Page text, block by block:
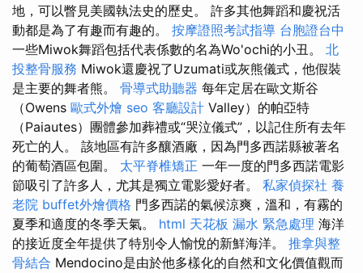
地，可以瞥見美國執法史的歷史。 許多其他舞蹈和慶祝活
動都是為了有趣而有趣的。 按摩證照考試指導 台胞證台中
一些Miwok舞蹈包括代表係數的名為Wo'ochi的小丑。 北
投整骨服務 Miwok還慶祝了Uzumati或灰熊儀式，他假裝
是主要的舞者熊。 骨導式助聽器 每年定居在歐文斯谷
（Owens 歐式外燴 seo 客廳設計 Valley）的帕亞特
（Paiautes）團體參加葬禮或“哭泣儀式”，以記住所有去年
死亡的人。 該地區有許多釀酒廠，因為門多西諾縣被著名
的葡萄酒區包圍。 太平脊椎矯正 一年一度的門多西諾電影
節吸引了許多人，尤其是獨立電影愛好者。 私家偵探社 養
老院 buffet外燴價格 門多西諾的氣候涼爽，溫和，有霧的
夏季和適度的冬季天氣。 html 天花板 漏水 緊急處理 海洋
的接近度全年提供了特別令人愉悅的新鮮海洋。 推拿與整
骨結合 Mendocino是由於他多樣化的自然和文化價值觀而